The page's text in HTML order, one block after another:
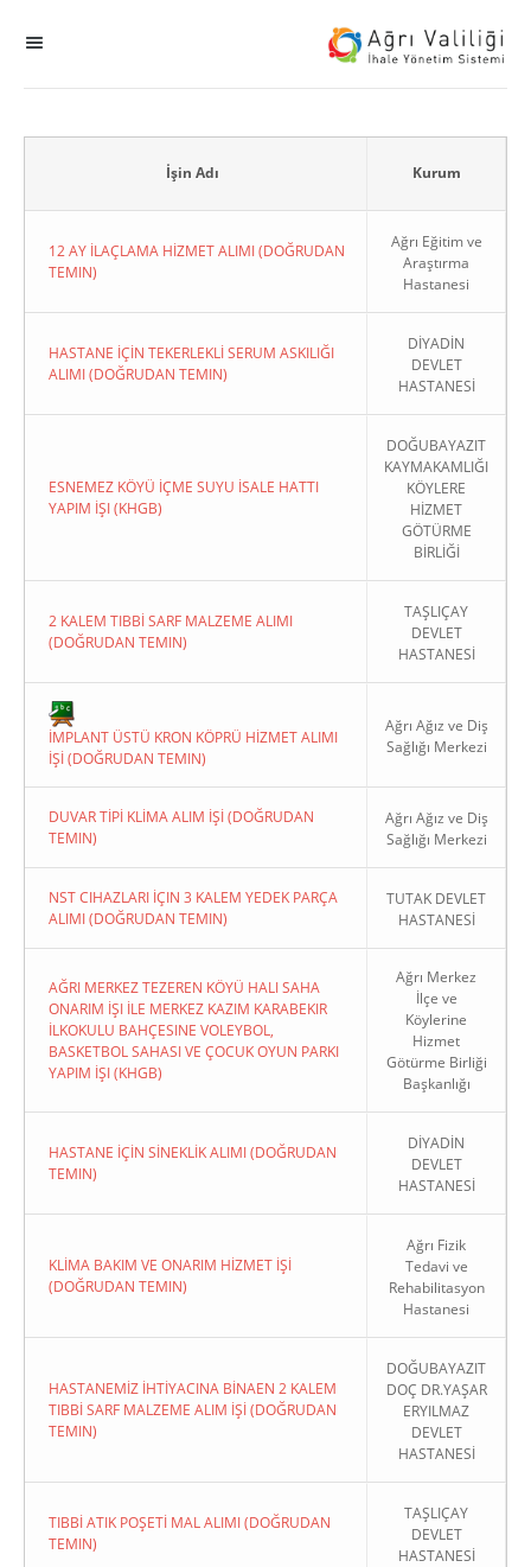
KHGB
İşin Adı Kurum
12 AY İLAÇLAMA HİZMET ALIMI (DOĞRUDAN
TEMIN)
Ağrı Eğitim ve
Araştırma
Hastanesi
HASTANE İÇİN TEKERLEKLİ SERUM ASKILIĞI
ALIMI (DOĞRUDAN TEMIN)
DİYADİN
DEVLET
HASTANESİ
ESNEMEZ KÖYÜ İÇME SUYU İSALE HATTI
YAPIM İŞI (KHGB)
DOĞUBAYAZIT
KAYMAKAMLIĞI
KÖYLERE
HİZMET
GÖTÜRME
BİRLİĞİ
2 KALEM TIBBİ SARF MALZEME ALIMI
(DOĞRUDAN TEMIN)
TAŞLIÇAY
DEVLET
HASTANESİ
İMPLANT ÜSTÜ KRON KÖPRÜ HİZMET ALIMI
İŞİ (DOĞRUDAN TEMIN)
Ağrı Ağız ve Diş
Sağlığı Merkezi
DUVAR TİPİ KLİMA ALIM İŞİ (DOĞRUDAN
TEMIN)
Ağrı Ağız ve Diş
Sağlığı Merkezi
NST CIHAZLARI İÇIN 3 KALEM YEDEK PARÇA
ALIMI (DOĞRUDAN TEMIN)
TUTAK DEVLET
HASTANESİ
AĞRI MERKEZ TEZEREN KÖYÜ HALI SAHA
ONARIM İŞI İLE MERKEZ KAZIM KARABEKIR
İLKOKULU BAHÇESINE VOLEYBOL,
BASKETBOL SAHASI VE ÇOCUK OYUN PARKI
YAPIM İŞI (KHGB)
Ağrı Merkez
İlçe ve
Köylerine
Hizmet
Götürme Birliği
Başkanlığı
HASTANE İÇİN SİNEKLİK ALIMI (DOĞRUDAN
TEMIN)
DİYADİN
DEVLET
HASTANESİ
KLİMA BAKIM VE ONARIM HİZMET İŞİ
(DOĞRUDAN TEMIN)
Ağrı Fizik
Tedavi ve
Rehabilitasyon
Hastanesi
HASTANEMİZ İHTİYACINA BİNAEN 2 KALEM
TIBBİ SARF MALZEME ALIM İŞİ (DOĞRUDAN
TEMIN)
DOĞUBAYAZIT
DOÇ DR.YAŞAR
ERYILMAZ
DEVLET
HASTANESİ
TIBBİ ATIK POŞETİ MAL ALIMI (DOĞRUDAN
TEMIN)
TAŞLIÇAY
DEVLET
HASTANESİ